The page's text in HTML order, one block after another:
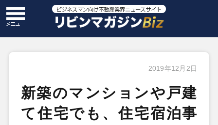
2019年12月2日
新築のマンションや戸建
て住宅でも、住宅宿泊事